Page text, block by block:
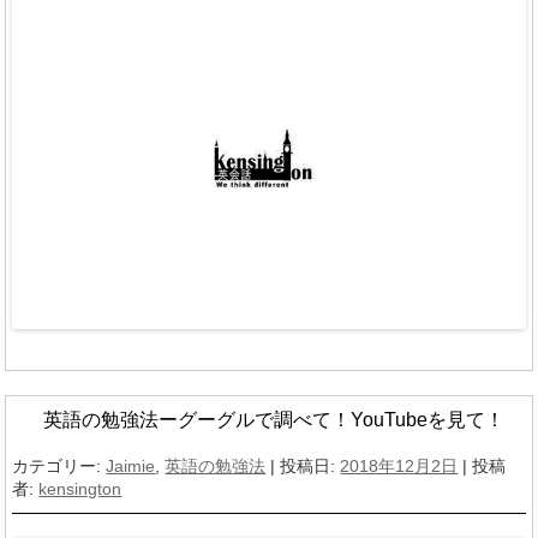
英語の勉強法ーグーグルで調べて！YouTubeを見て！
カテゴリー:Jaimie,英語の勉強法 | 投稿日:2018年12月2日 |投稿
者: kensington